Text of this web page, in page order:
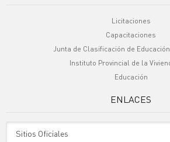
Licitaciones
Capacitaciones
Junta de Clasificación de
Instituto Provincial de la
Educación
ENLACES